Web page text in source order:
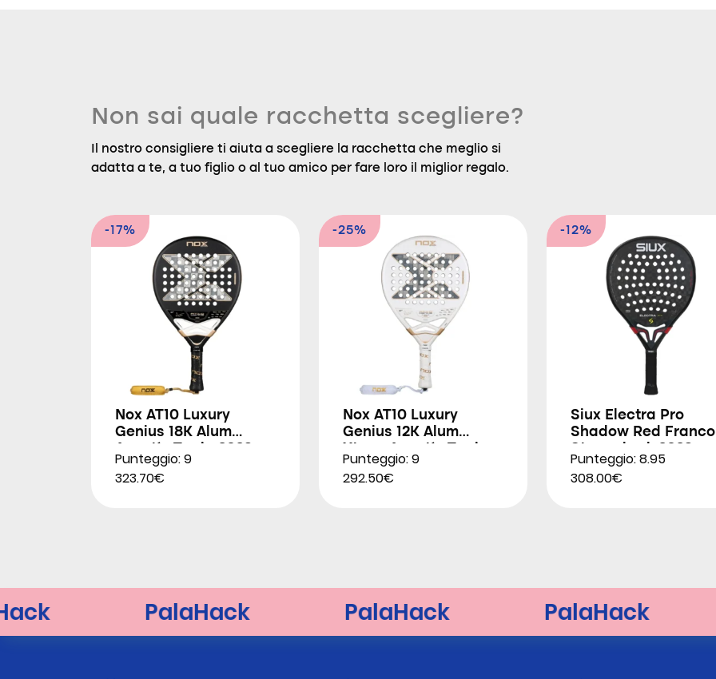
Non sai quale racchetta scegliere?
Il nostro consigliere ti aiuta a scegliere la racchetta che meglio si
adatta a te, a tuo figlio o al tuo amico per fare loro il miglior regalo.
-17%
Nox AT10 Luxury
Genius 18K Alum
Punteggio: 9
323.70€
-25%
Nox AT10 Luxury
Genius 12K Alum
2026
Punteggio: 9
292.50€
-12%
Siux Electra Pro
Shadow Red Franco
Punteggio: 8.95
308.00€